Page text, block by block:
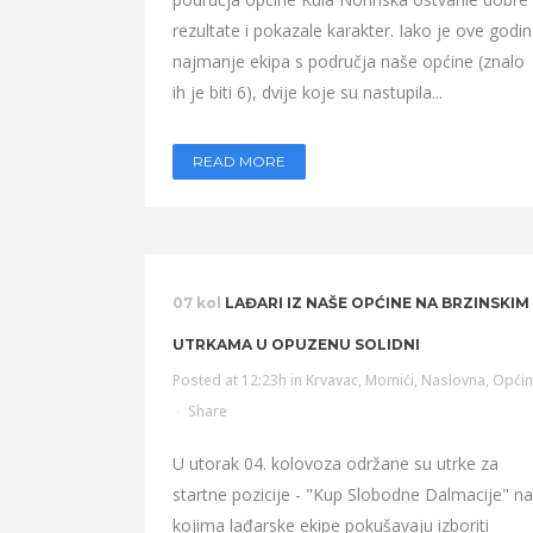
rezultate i pokazale karakter. Iako je ove
najmanje ekipa s područja naše općine (znalo
ih je biti 6), dvije koje su nastupila...
READ MORE
07 kol LAĐARI IZ NAŠE OPĆINE NA BRZINSKIM
UTRKAMA U OPUZENU SOLIDNI
Posted at 12:23h in Krvavac, Momići, Naslovna,
Share
U utorak 04. kolovoza održane su utrke za
startne pozicije - "Kup Slobodne Dalmacije" na
kojima lađarske ekipe pokušavaju izboriti